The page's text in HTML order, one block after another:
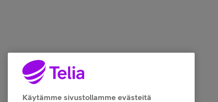
Käytämme sivustollamme evästeitä